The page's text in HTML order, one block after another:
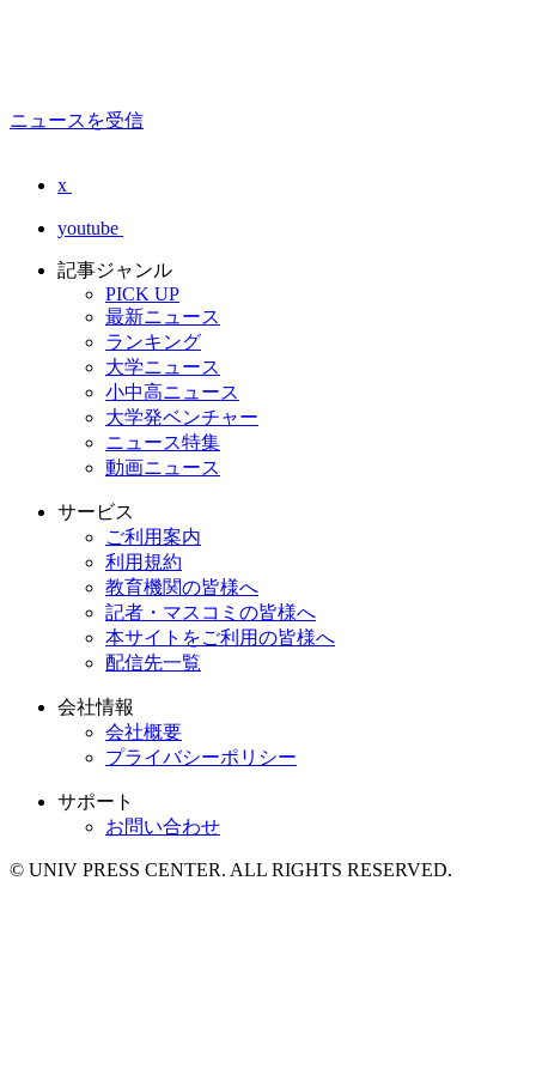
ニュースを受信
x
youtube
記事ジャンル
PICK UP
最新ニュース
ランキング
大学ニュース
小中高ニュース
大学発ベンチャー
ニュース特集
動画ニュース
サービス
ご利用案内
利用規約
教育機関の皆様へ
記者・マスコミの皆様へ
本サイトをご利用の皆様へ
配信先一覧
会社情報
会社概要
プライバシーポリシー
サポート
お問い合わせ
© UNIV PRESS CENTER. ALL RIGHTS RESERVED.